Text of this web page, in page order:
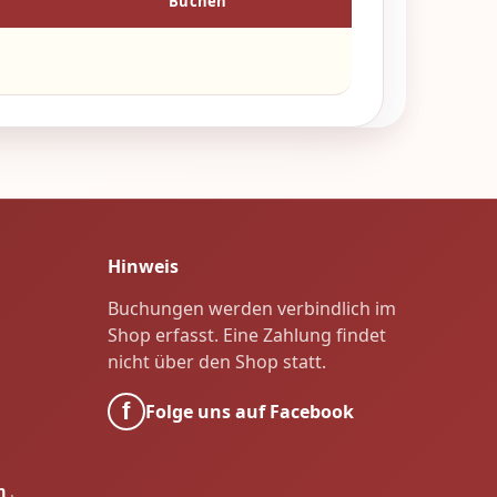
Hinweis
Buchungen werden verbindlich im
Shop erfasst. Eine Zahlung findet
nicht über den Shop statt.
f Folge uns auf Facebook
.